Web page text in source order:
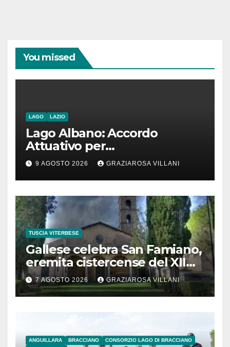
You missed
LAGO LAZIO
Lago Albano: Accordo
Attuativo per
l’interconnessione
acquedottistica da 29,5
milioni di euro
9 AGOSTO 2026 GRAZIAROSA VILLANI
TUSCIA VITERBESE
Gallese celebra San Famiano,
eremita cistercense del XII
secolo
7 AGOSTO 2026 GRAZIAROSA VILLANI
ANGUILLARA BRACCIANO
CONSORZIO LAGO DI BRACCIANO